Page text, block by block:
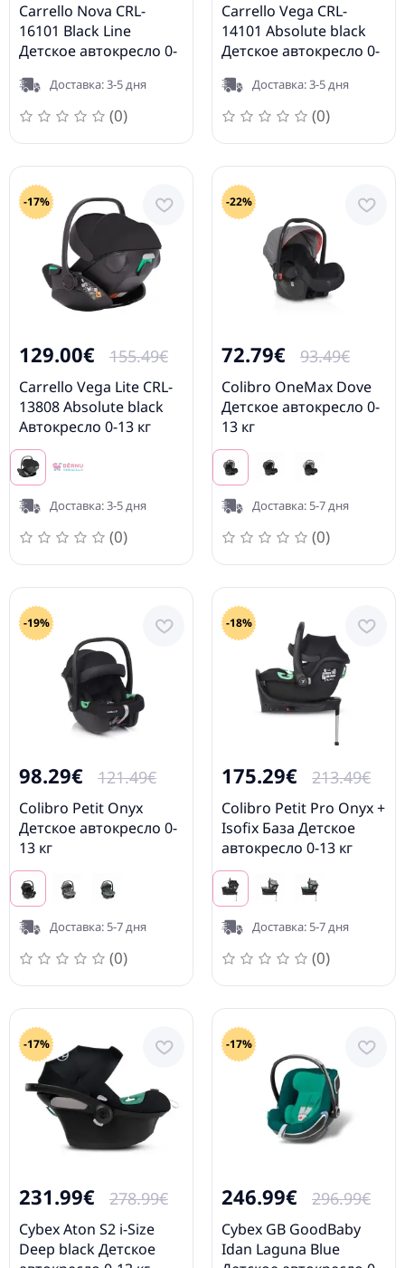
Carrello Nova CRL-
16101 Black Line
Детское автокресло 0-
Доставка: 3-5 дня
(0)
Carrello Vega CRL-
14101 Absolute black
Детское автокресло 0-
Доставка: 3-5 дня
(0)
-17%
129.00€ 155.49€
Carrello Vega Lite CRL-
13808 Absolute black
Автокресло 0-13 кг
Доставка: 3-5 дня
(0)
-22%
72.79€ 93.49€
Colibro OneMax Dove
Детское автокресло 0-
13 кг
Доставка: 5-7 дня
(0)
-19%
98.29€ 121.49€
Colibro Petit Onyx
Детское автокресло 0-
13 кг
Доставка: 5-7 дня
(0)
-18%
175.29€ 213.49€
Colibro Petit Pro Onyx +
Isofix База Детское
автокресло 0-13 кг
Доставка: 5-7 дня
(0)
-17%
231.99€ 278.99€
Cybex Aton S2 i-Size
Deep black Детское
-17%
246.99€ 296.99€
Cybex GB GoodBaby
Idan Laguna Blue